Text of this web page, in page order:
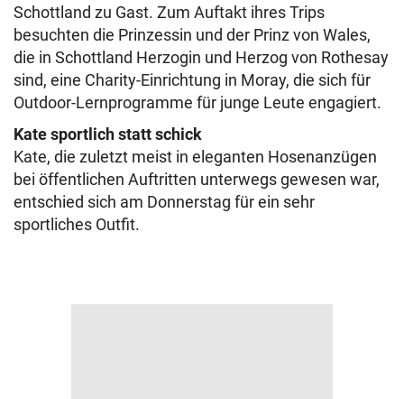
Schottland zu Gast. Zum Auftakt ihres Trips
besuchten die Prinzessin und der Prinz von Wales,
die in Schottland Herzogin und Herzog von Rothesay
sind, eine Charity-Einrichtung in Moray, die sich für
Outdoor-Lernprogramme für junge Leute engagiert.
Kate sportlich statt schick
Kate, die zuletzt meist in eleganten Hosenanzügen
bei öffentlichen Auftritten unterwegs gewesen war,
entschied sich am Donnerstag für ein sehr
sportliches Outfit.